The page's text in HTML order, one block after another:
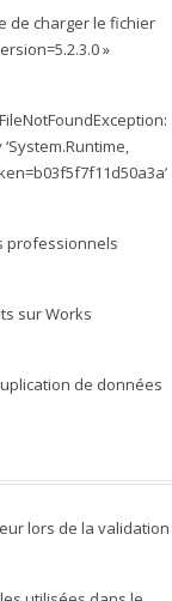
de charger le fichier
»
professionnels
sur Works
de données
lors de la validation